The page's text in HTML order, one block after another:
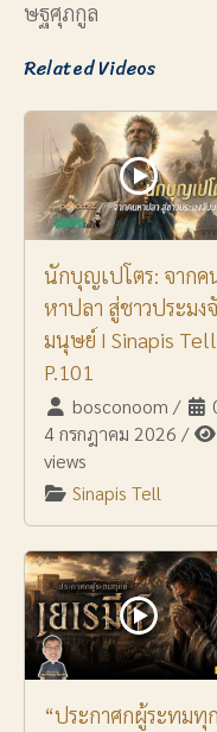
ษฐศุภกูล
Related Videos
นักบุญเปโตร: จากค
หาปลา สู่ชาวประมง
มนุษย์ I Sinapis
P.101
bosconoom /
4 กรกฎาคม 2026 /
views
Sinapis Tell
“ประกาศกผู้ระทมทุ